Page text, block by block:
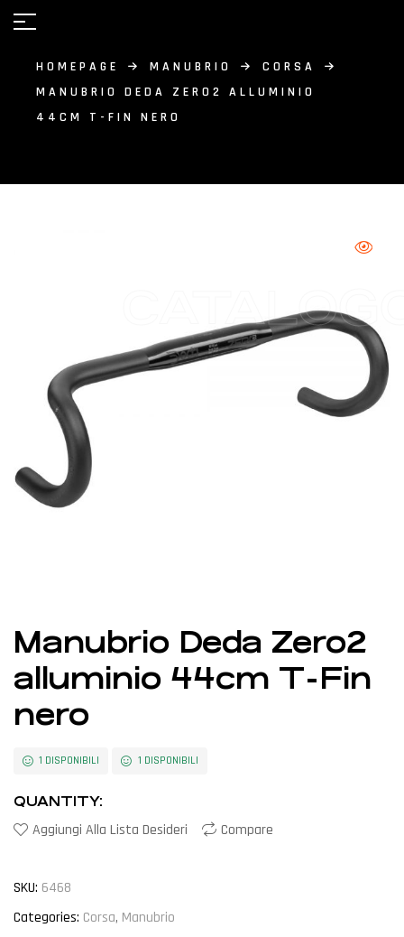
HOMEPAGE MANUBRIO
CORSA
MANUBRIO DEDA ZERO2 ALLUMINIO
44CM T-FIN NERO
Manubrio Deda Zero2
alluminio 44cm T-Fin
nero
1 DISPONIBILI 1 DISPONIBILI
QUANTITY:
Aggiungi Alla Lista Desideri Compare
SKU: 6468
Categories: Corsa, Manubrio